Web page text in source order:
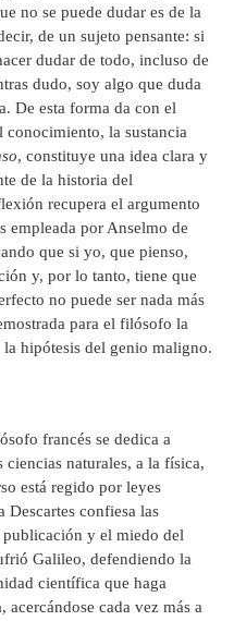
no se puede dudar es de la
de un sujeto pensante: si
dudar de todo, incluso de
dudo, soy algo que duda
De esta forma da con el
la sustancia
, constituye una idea clara y
de la historia del
recupera el argumento
empleada por Anselmo de
que si yo, que pienso,
y, por lo tanto, tiene que
no puede ser nada más
para el filósofo la
hipótesis del genio maligno.
francés se dedica a
naturales, a la física,
está regido por leyes
Descartes confiesa las
publicación y el miedo del
Galileo, defendiendo la
científica que haga
cada vez más a